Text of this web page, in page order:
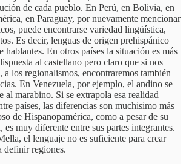
de cada pueblo. En Perú, en Bolivia, en
en Paraguay, por nuevamente mencionar
puede encontrarse variedad lingüística,
Es decir, lenguas de origen prehispánico
hablantes. En otros países la situación es más
al castellano pero claro que si nos
a los regionalismos, encontraremos también
En Venezuela, por ejemplo, el andino se
al marabino. Si se extrapola esa realidad
países, las diferencias son muchisimo más
de Hispanopamérica, como a pesar de su
muy diferente entre sus partes integrantes.
el lenguaje no es suficiente para crear
definir regiones.